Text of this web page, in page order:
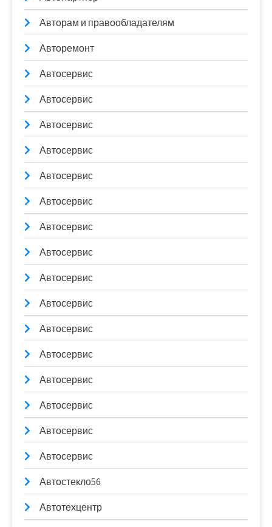
Авторам и правообладателям
Авторемонт
Автосервис
Автосервис
Автосервис
Автосервис
Автосервис
Автосервис
Автосервис
Автосервис
Автосервис
Автосервис
Автосервис
Автосервис
Автосервис
Автосервис
Автосервис
Автосервис
Автостекло56
Автотехцентр